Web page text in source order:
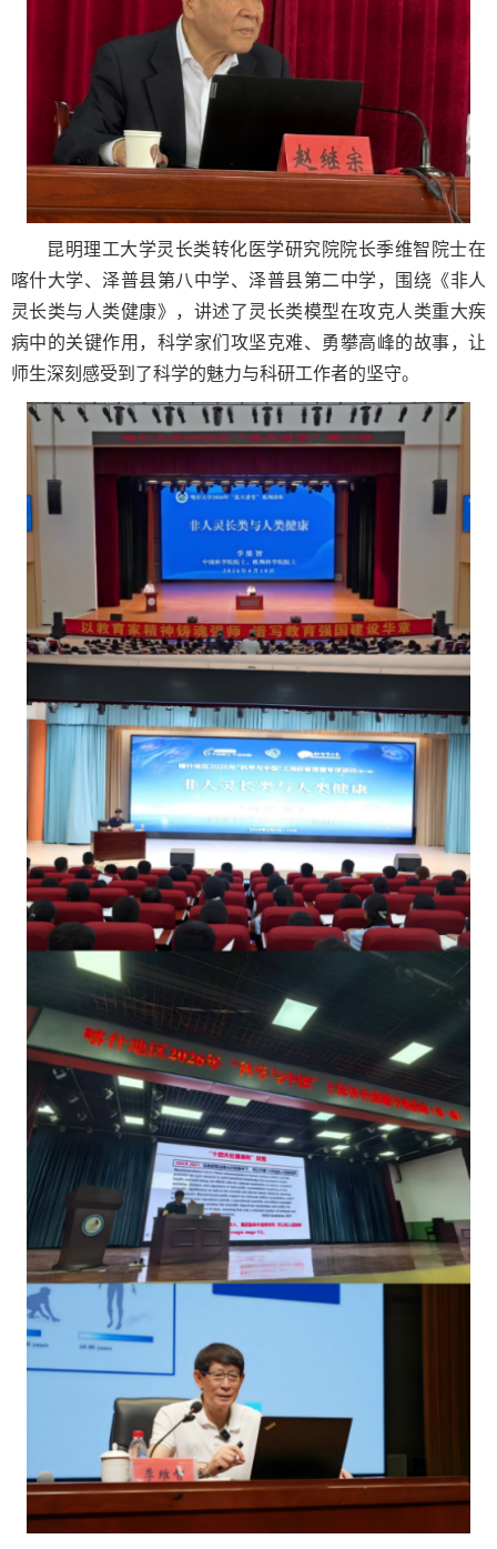
昆明理工大学灵长类转化医学研究院院长季维智院士在
喀什大学、泽普县第八中学、泽普县第二中学，围绕《非人
灵长类与人类健康》，讲述了灵长类模型在攻克人类重大疾
病中的关键作用，科学家们攻坚克难、勇攀高峰的故事，让
师生深刻感受到了科学的魅力与科研工作者的坚守。